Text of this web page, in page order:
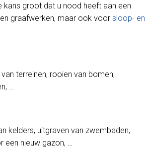
kans groot dat u nood heeft aan een
graafwerken, maar ook voor sloop- en
terreinen, rooien van bomen,
…
kelders, uitgraven van zwembaden,
nieuw gazon, …